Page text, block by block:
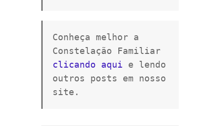
Conheça melhor a
clicando aqui e lendo
outros posts em nosso
site.